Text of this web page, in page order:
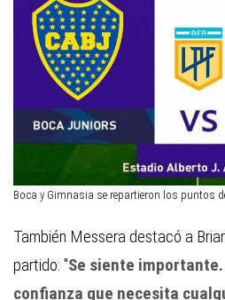
Boca y Gimnasia se repartieron los puntos
También Messera destacó a
partido: "Se siente
confianza que necesita